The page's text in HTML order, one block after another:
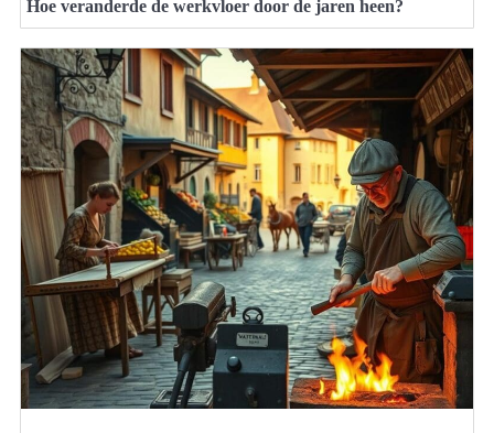
Hoe veranderde de werkvloer door de jaren heen?